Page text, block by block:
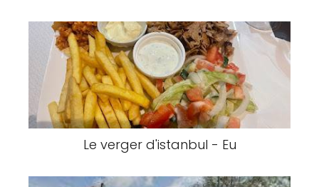
Le verger d'istanbul - Eu